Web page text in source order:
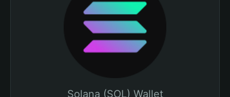
Solana (SOL) Wallet